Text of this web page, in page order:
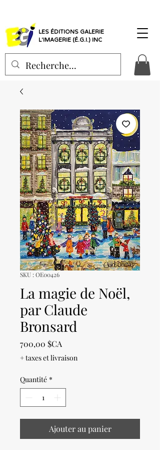
LES ÉDITIONS GALERIE
L'IMAGERIE (É.G.I.) INC
SKU : OE00426
La magie de Noël,
par Claude
Bronsard
700,00 $CA
+ taxes et livraison
Quantité *
Ajouter au panier